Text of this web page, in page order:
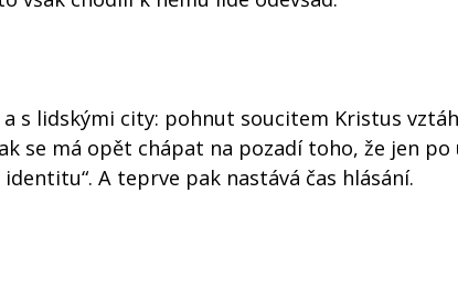
a s lidskými city: pohnut soucitem Kristus
se má opět chápat na pozadí toho, že jen po
A teprve pak nastává čas hlásání.